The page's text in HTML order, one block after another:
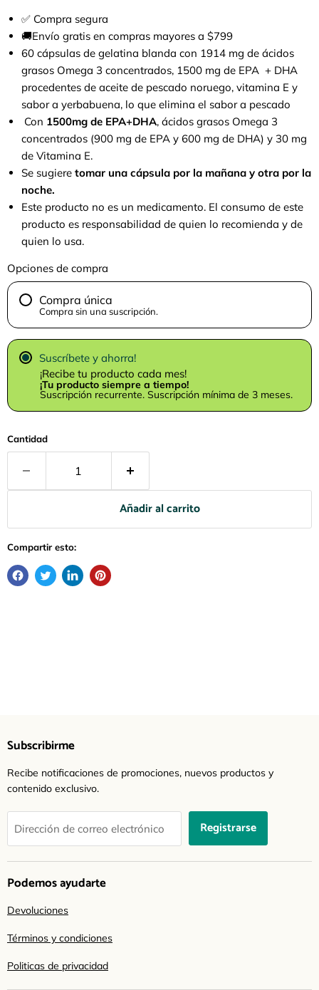
✅ Compra segura
🚚Envío gratis en compras mayores a $799
60 cápsulas de gelatina blanda con 1914 mg de ácidos
grasos Omega 3 concentrados, 1500 mg de EPA + DHA
procedentes de aceite de pescado noruego, vitamina E y
sabor a yerbabuena, lo que elimina el sabor a pescado
Con 1500mg de EPA+DHA, ácidos grasos Omega 3
concentrados (900 mg de EPA y 600 mg de DHA) y 30 mg
de Vitamina E.
Se sugiere tomar una cápsula por la mañana y otra por la
noche.
Este producto no es un medicamento. El consumo de este
producto es responsabilidad de quien lo recomienda y de
quien lo usa.
Opciones de compra
Compra única
Compra sin una suscripción.
Suscríbete y ahorra!
¡Recibe tu producto cada mes!
¡Tu producto siempre a tiempo!
Suscripción recurrente. Suscripción mínima de 3 meses.
Cantidad
Añadir al carrito
Compartir esto:
Subscribirme
Recibe notificaciones de promociones, nuevos productos y
contenido exclusivo.
Dirección de correo electrónico Registrarse
Podemos ayudarte
Devoluciones
Términos y condiciones
Politicas de privacidad